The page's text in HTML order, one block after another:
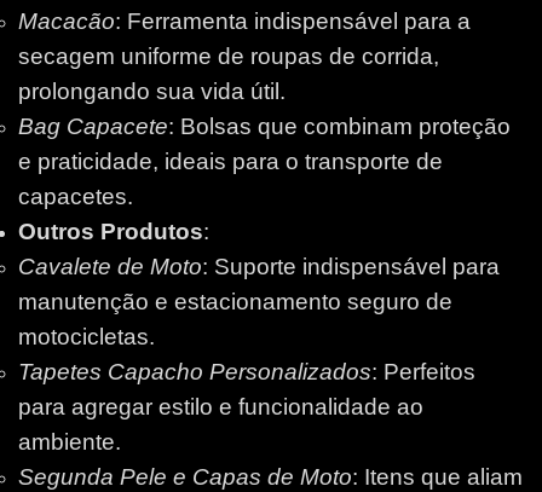
Macacão: Ferramenta indispensável para a
secagem uniforme de roupas de corrida,
prolongando sua vida útil.
Bag Capacete: Bolsas que combinam proteção
e praticidade, ideais para o transporte de
capacetes.
Outros Produtos:
Cavalete de Moto: Suporte indispensável para
manutenção e estacionamento seguro de
motocicletas.
Tapetes Capacho Personalizados: Perfeitos
para agregar estilo e funcionalidade ao
ambiente.
Segunda Pele e Capas de Moto: Itens que aliam